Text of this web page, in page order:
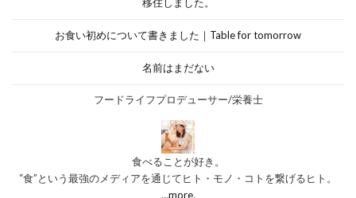
お食い初めについて書きました｜Table for tomorrow
名前はまだない
フードライフプロデューサー/栄養士
食べることが好き。
“食”という最強のメディアを通じてヒト・モノ・コトを繋げるヒト。
…more.